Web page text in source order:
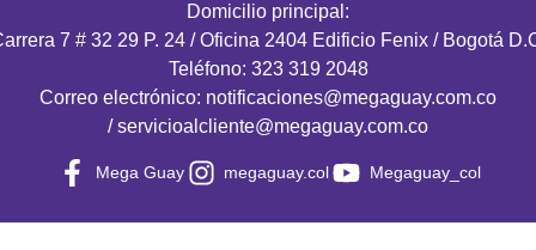
Domicilio principal:
7 # 32 29 P. 24 / Oficina 2404 Edificio Fenix / Bogotá
Teléfono: 323 319 2048
Correo electrónico: notificaciones@megaguay.com.co
/ servicioalcliente@megaguay.com.co
Mega Guay megaguay.col Megaguay_col